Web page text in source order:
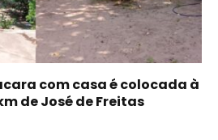
com casa é colocada à
de José de Freitas